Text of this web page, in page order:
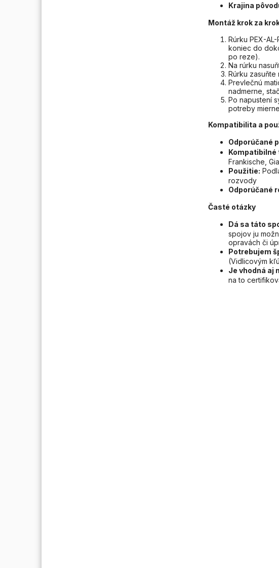
Krajina
Montáž krok za
Rúrku PEX-
koniec do
po reze).
Na rúrku
Rúrku
Prevlečnú
nadmerne,
Po napustení
potreby
Kompatibilita a
Odporúčané
Kompatibilné
Frankische,
Použitie:
rozvody
Odporúčané
Časté otázky
Dá sa táto
spojov ju
opravách či
Potrebujem
(Vidlicovým
Je vhodná aj
na to